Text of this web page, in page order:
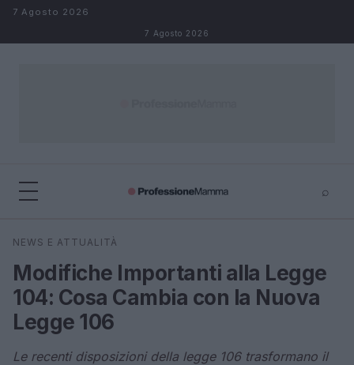
Salta al contenuto
7 Agosto 2026
7 Agosto 2026
⌕
Cerca
NEWS E ATTUALITÀ
Modifiche Importanti alla Legge
104: Cosa Cambia con la Nuova
Legge 106
Le recenti disposizioni della legge 106 trasformano il